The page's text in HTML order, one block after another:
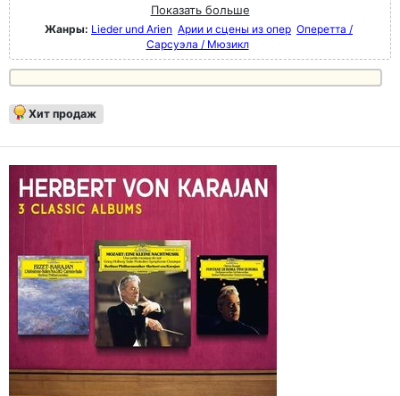
Показать больше
Жанры: Lieder und Arien Арии и сцены из опер Оперетта /
Сарсуэла / Мюзикл
Хит продаж